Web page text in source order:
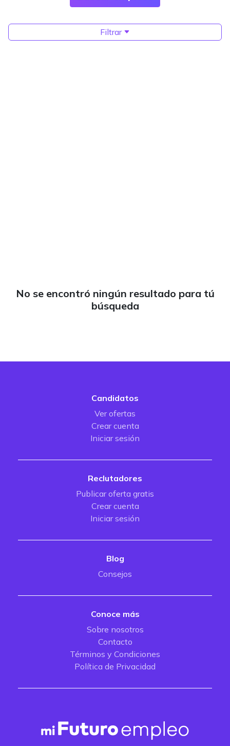
Filtrar
No se encontró ningún resultado para tú
búsqueda
Candidatos
Ver ofertas
Crear cuenta
Iniciar sesión
Reclutadores
Publicar oferta gratis
Crear cuenta
Iniciar sesión
Blog
Consejos
Conoce más
Sobre nosotros
Contacto
Términos y Condiciones
Política de Privacidad